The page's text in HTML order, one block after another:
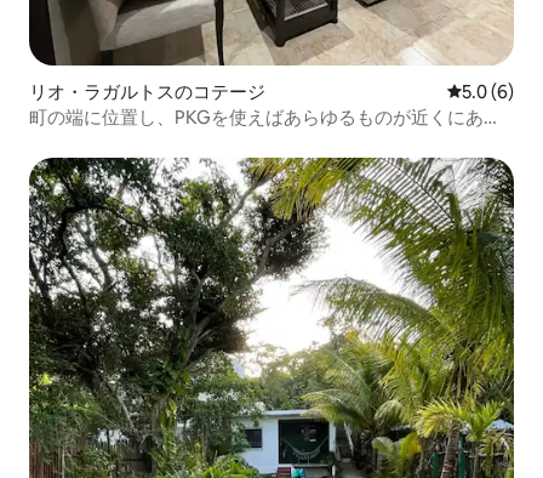
リオ・ラガルトスのコテージ レビュー6
5.0 (6)
町の端に位置し、PKGを使えばあらゆるものが近くにあり